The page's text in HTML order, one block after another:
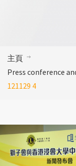
主頁
Press conference
121129 4